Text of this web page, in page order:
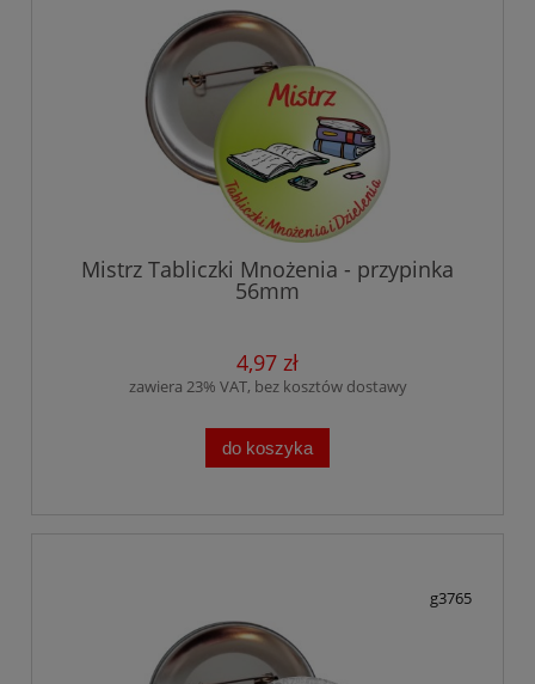
Mistrz Tabliczki Mnożenia - przypinka
56mm
4,97 zł
zawiera 23% VAT, bez kosztów dostawy
do koszyka
g3765